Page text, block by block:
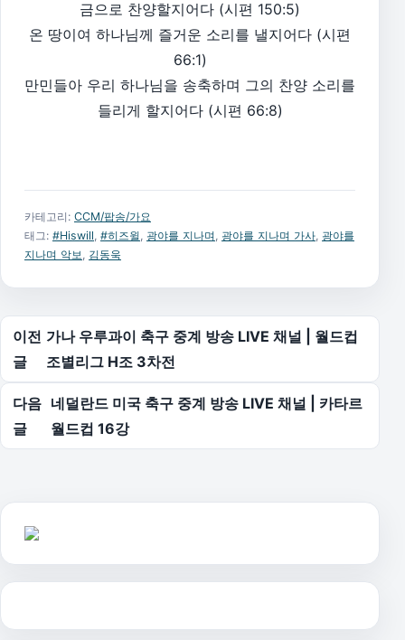
금으로 찬양할지어다 (시편 150:5)
온 땅이여 하나님께 즐거운 소리를 낼지어다 (시편
66:1)
만민들아 우리 하나님을 송축하며 그의 찬양 소리를
들리게 할지어다 (시편 66:8)
카테고리: CCM/팝송/가요
태그: #Hiswill #히즈윌 광야를 지나며 광야를 지나며 가사 광야를
지나며 악보
김동욱
글 탐색
이전
글
가나 우루과이 축구 중계 방송 LIVE 채널 | 월드컵
조별리그 H조 3차전
다음
글
네덜란드 미국 축구 중계 방송 LIVE 채널 | 카타르
월드컵 16강